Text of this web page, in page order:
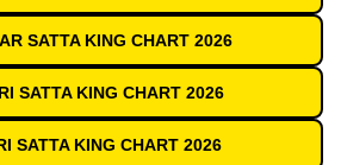
SATTA KING CHART 2026
SATTA KING CHART 2026
SATTA KING CHART 2026